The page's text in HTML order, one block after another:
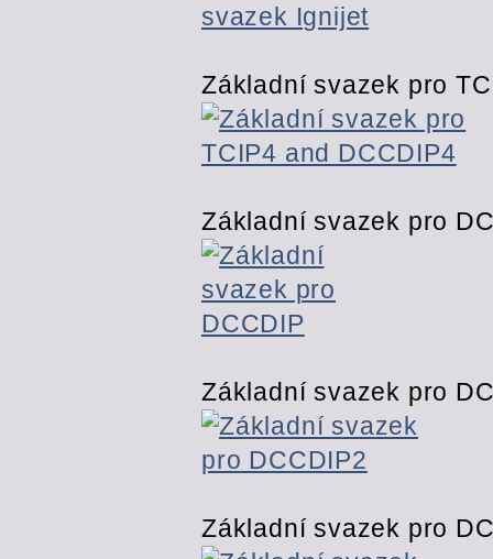
Základní svazek pro
Základní svazek pro
Základní svazek pro
Základní svazek pro